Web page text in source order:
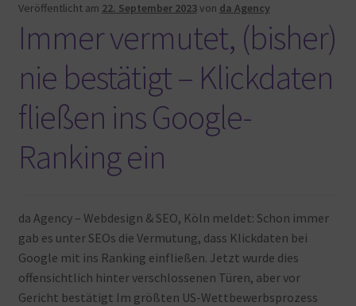
Veröffentlicht am 22. September 2023von da Agency
Immer vermutet, (bisher)
nie bestätigt – Klickdaten
fließen ins Google-
Ranking ein
da Agency – Webdesign & SEO, Köln meldet: Schon immer
gab es unter SEOs die Vermutung, dass Klickdaten bei
Google mit ins Ranking einfließen. Jetzt wurde dies
offensichtlich hinter verschlossenen Türen, aber vor
Gericht bestätigt Im größten US-Wettbewerbsprozess